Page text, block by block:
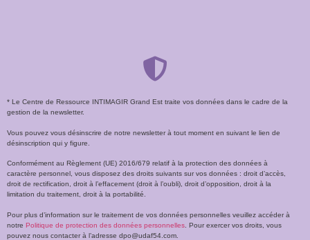
* Le Centre de Ressource INTIMAGIR Grand Est traite vos données dans le cadre de la
gestion de la newsletter.
Vous pouvez vous désinscrire de notre newsletter à tout moment en suivant le lien de
désinscription qui y figure.
Conformément au Règlement (UE) 2016/679 relatif à la protection des données à
caractère personnel, vous disposez des droits suivants sur vos données : droit d’accès,
droit de rectification, droit à l’effacement (droit à l’oubli), droit d’opposition, droit à la
limitation du traitement, droit à la portabilité.
Pour plus d’information sur le traitement de vos données personnelles veuillez accéder à
notre Politique de protection des données personnelles . Pour exercer vos droits, vous
pouvez nous contacter à l’adresse dpo@udaf54.com.